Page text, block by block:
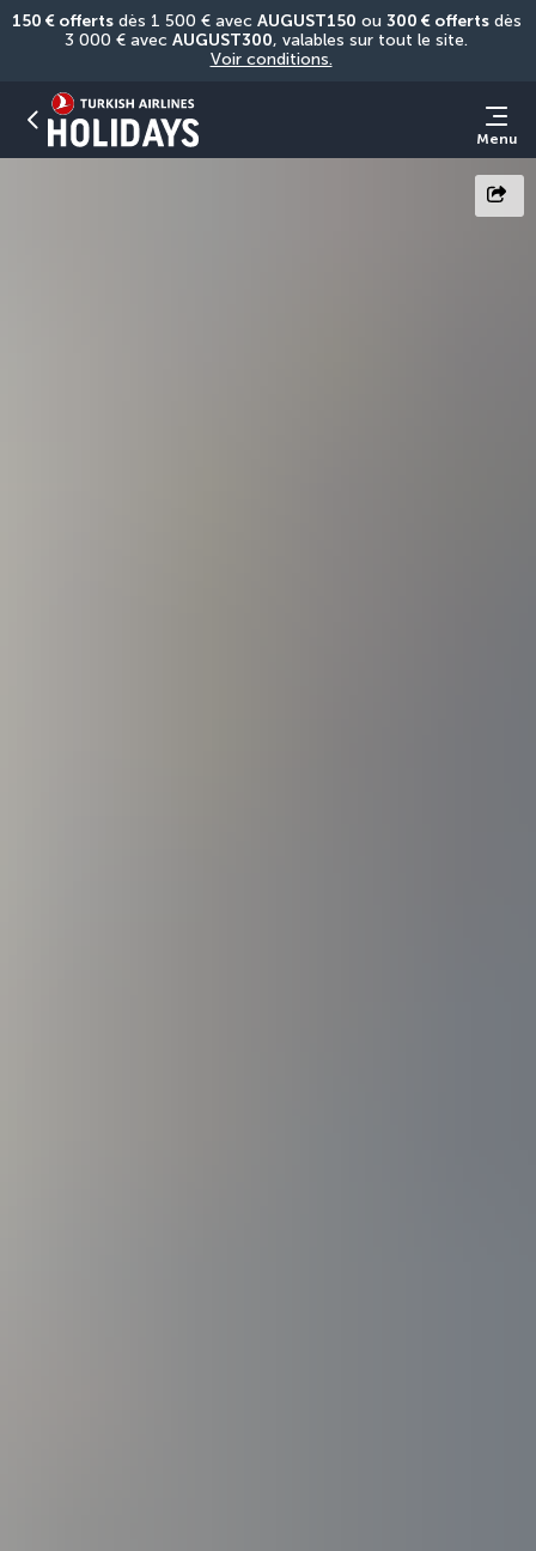
150 € offerts dès 1 500 € avec AUGUST150 ou 300 € offerts dès
3 000 € avec AUGUST300
Voir conditions.
Menu